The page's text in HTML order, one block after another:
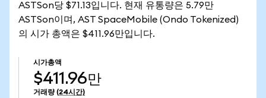
ASTSon당 $71.13입니다. 현재 유통량은 5.79만
ASTSon이며, AST SpaceMobile (Ondo Tokenized)
의 시가 총액은 $411.96만입니다.
시가총액
$411.96만
거래량 (24시간)